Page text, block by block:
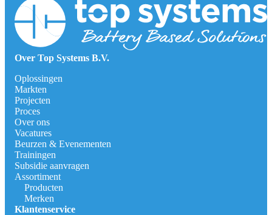
Over Top Systems B.V.
Oplossingen
Markten
Projecten
Proces
Over ons
Vacatures
Beurzen & Evenementen
Trainingen
Subsidie aanvragen
Assortiment
Producten
Merken
Klantenservice